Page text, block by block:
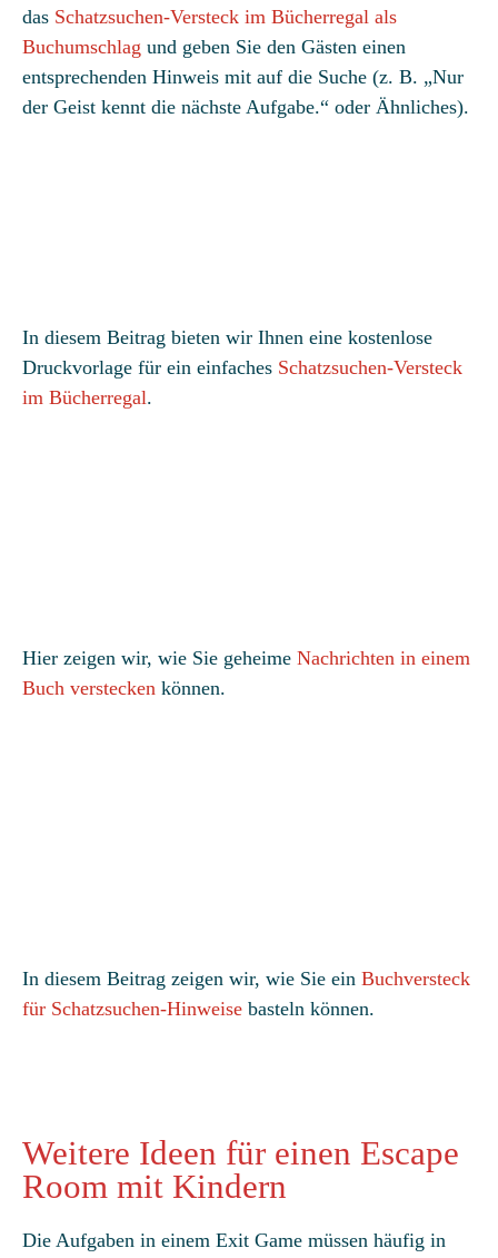
das Schatzsuchen-Versteck im Bücherregal als
Buchumschlag und geben Sie den Gästen einen
entsprechenden Hinweis mit auf die Suche (z. B. „Nur
der Geist kennt die nächste Aufgabe.“ oder Ähnliches).
In diesem Beitrag bieten wir Ihnen eine kostenlose
Druckvorlage für ein einfaches Schatzsuchen-Versteck
im Bücherregal.
Hier zeigen wir, wie Sie geheime Nachrichten in einem
Buch verstecken können.
In diesem Beitrag zeigen wir, wie Sie ein Buchversteck
für Schatzsuchen-Hinweise basteln können.
Weitere Ideen für einen Escape
Room mit Kindern
Die Aufgaben in einem Exit Game müssen häufig in